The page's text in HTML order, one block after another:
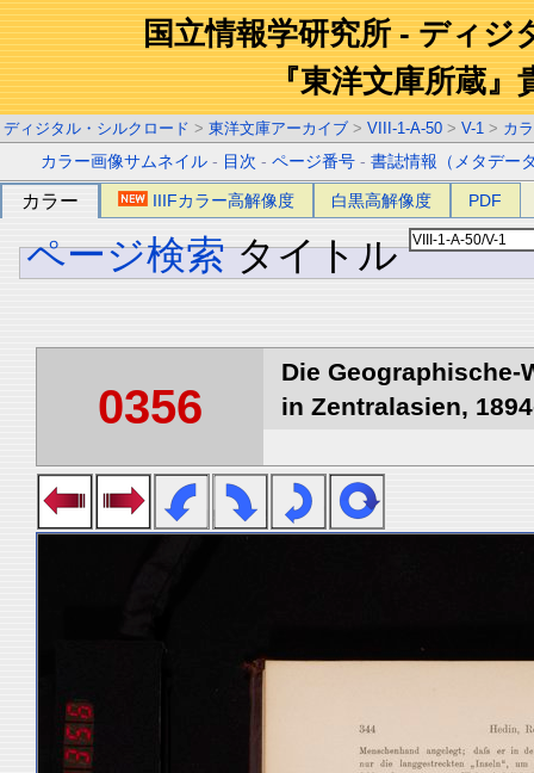
国立情報学研究所 - ディジ
『東洋文庫所蔵』
ディジタル・シルクロード > 東洋文庫アーカイブ > VIII-1-A-50 > V-1 > カ
カラー画像サムネイル - 目次 -ページ番号 -書誌情報（メタデー
カラー IIIFカラー高解像度 白黒高解像度 PDF
ページ検索 タイトル
0356
Die
in Zentralasien,